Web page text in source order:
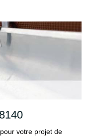
votre projet de